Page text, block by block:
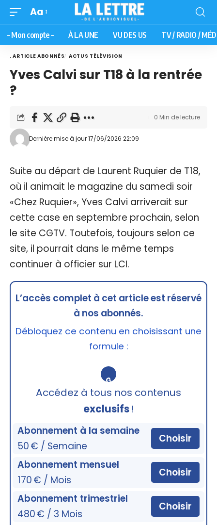
Aa
– Mon compte – À LA UNE VU DES US TV / RADIO /
. ARTICLE ABONNÉS ACTUS TÉLÉVISION
Yves Calvi sur T18 à la rentrée
?
Dernière mise à jour 17/06/2026 22:09
0 Min de lecture
Suite au départ de Laurent Ruquier de T18,
où il animait le magazine du samedi soir
«Chez Ruquier», Yves Calvi arriverait sur
cette case en septembre prochain, selon
le site CGTV. Toutefois, toujours selon ce
site, il pourrait dans le même temps
continuer à officier sur LCI.
L’accès complet à cet article est réservé
à nos abonnés.
Débloquez ce contenu en choisissant une
formule :
🔒
Accédez à tous nos contenus
exclusifs!
Abonnement à la semaine
50 € / Semaine
Choisir
Abonnement mensuel
170 € / Mois
Choisir
Abonnement trimestriel
480 € / 3 Mois
Choisir